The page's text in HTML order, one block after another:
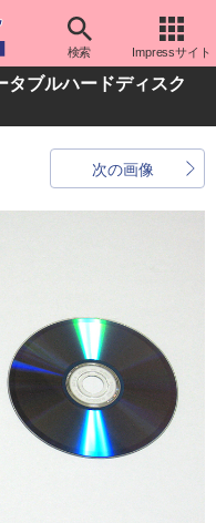
検索 Impressサイト
ブルハードディスク
次の画像